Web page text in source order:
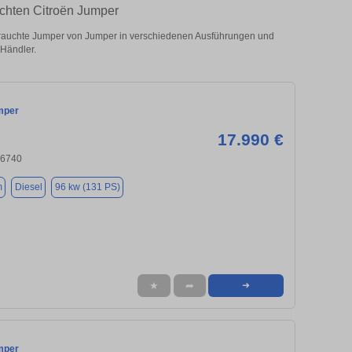
Citroën Jumper
Jumper von Jumper in verschiedenen Ausführungen und
17.990 €
Diesel 96 kw (131 PS)
★ ➦ ➜